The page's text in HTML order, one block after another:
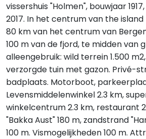
vissershuis "Holmen", bouwjaar
2017. In het centrum van the
80 km van het centrum van
100 m van de fjord, te midden van
alleengebruik: wild terrein 1.500
verzorgde tuin met gazon. Privé-
badplaats. Motorboot,
Levensmiddelenwinkel 2.3 km,
winkelcentrum 2.3 km, restaurant
"Bakka Aust" 180 m, zandstrand
100 m. Vismogelijkheden 100 m.